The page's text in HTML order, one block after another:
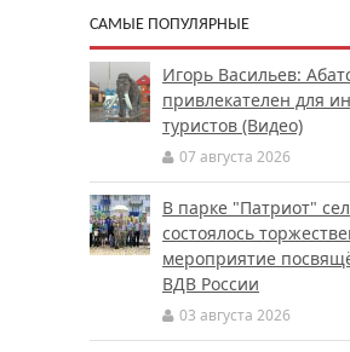
САМЫЕ ПОПУЛЯРНЫЕ
Игорь Васильев:
привлекателен для
туристов (Видео)
07 августа 2026
В парке "Патриот"
состоялось
мероприятие
ВДВ России
03 августа 2026